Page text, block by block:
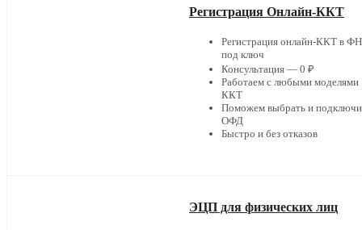
Регистрация Онлайн-ККТ
Регистрация онлайн-ККТ в
под ключ
Консультация — 0 ₽
Работаем с любыми моделями
ККТ
Поможем выбрать и
ОФД
Быстро и без отказов
ЭЦП для физических лиц